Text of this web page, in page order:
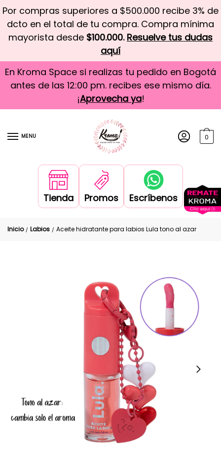
Por compras superiores a $500.000 recibe 3% de
dcto en el total de tu compra. Compra mínima
mayorista desde $100.000. Resuelve tus dudas
aquí
En Kroma Space si realizas tu pedido en Bogotá
antes de las 12:00 pm. recibes ese mismo día.
¡Aprovecha ya!
MENU 0
Tienda Promos Escríbenos
Inicio / Labios / Aceite hidratante para labios Lula tono al azar